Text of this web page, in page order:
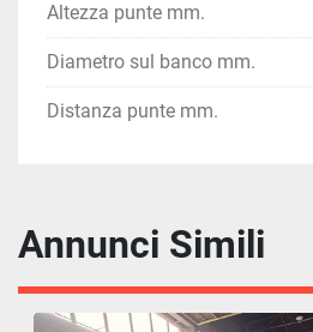
Altezza punte mm.
Diametro sul banco mm.
Distanza punte mm.
Annunci Simili